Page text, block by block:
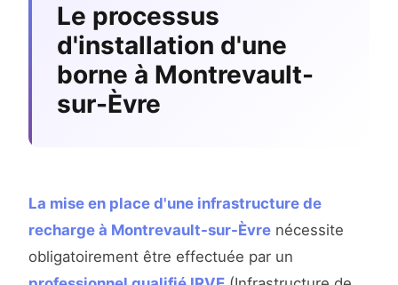
Le processus
d'installation d'une
borne à Montrevault-
sur-Èvre
La mise en place d'une infrastructure de
recharge à Montrevault-sur-Èvre nécessite
obligatoirement être effectuée par un